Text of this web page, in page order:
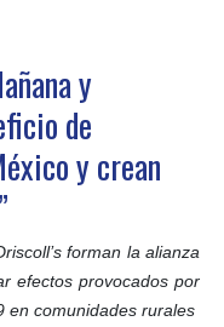
y
de
y crean
forman la alianza
efectos provocados por
en comunidades rurales